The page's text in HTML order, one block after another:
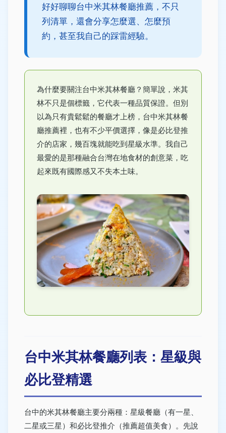
好好聊聊台中米其林餐廳推薦，不只
列清單，還會分享怎麼選、怎麼預
約，甚至我自己的踩雷經驗。
為什麼要關注台中米其林餐廳？簡單說，米其
林不只是個標籤，它代表一種品質保證。但別
以為只有貴鬆鬆的餐廳才上榜，台中米其林餐
廳推薦裡，也有不少平價選擇，像是必比登推
介的店家，幾百塊就能吃到星級水準。我自己
最愛的是那種融合台灣在地食材的創意菜，吃
起來既有國際感又不失本土味。
台中米其林餐廳列表：星級與
必比登精選
台中的米其林餐廳主要分兩種：星級餐廳（有一星、
二星或三星）和必比登推介（推薦超值美食）。先說